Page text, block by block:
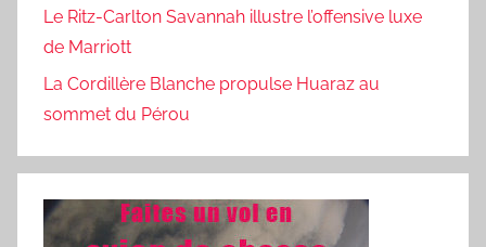
Le Ritz-Carlton Savannah illustre l’offensive luxe
de Marriott
La Cordillère Blanche propulse Huaraz au
sommet du Pérou